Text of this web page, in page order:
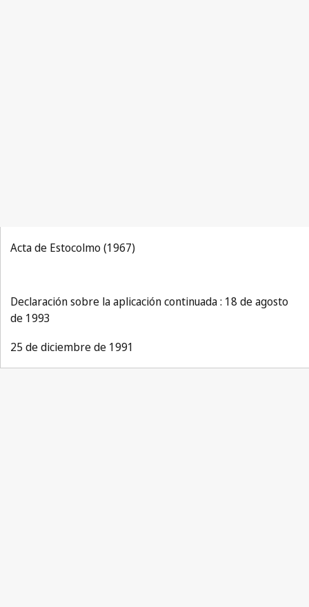
Acta de Estocolmo (1967)
Declaración sobre la aplicación continuada : 18 de agosto
de 1993
25 de diciembre de 1991